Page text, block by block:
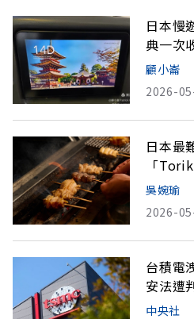
日本慢
典一次
顧小崙
2026-
日本最
「
插旗台
球擴張？
吳婉瑜
2026-
台積電
安法遭
緩刑3年
中央社